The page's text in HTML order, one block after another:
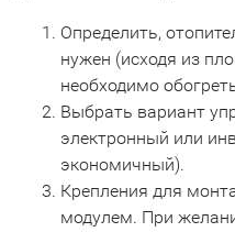
Определить,
нужен (исходя из
необходимо
Выбрать вариант
электронный или
экономичный).
Крепления для
модулем. При